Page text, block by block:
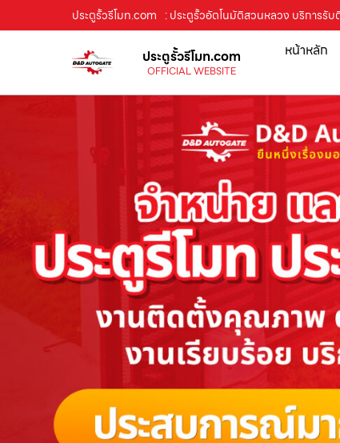
ประตูรั้วรีโมท.com : ประตูรั้วอัตโนมัติสวนหลวง บริการรั
ประตูรั้วรีโมท.com
OFFICIAL WEBSITE
หน้าหลัก